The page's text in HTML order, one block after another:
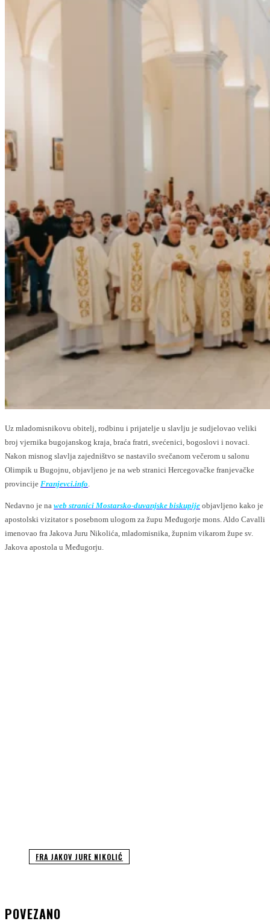
Uz mladomisnikovu obitelj, rodbinu i prijatelje u slavlju je sudjelovao veliki
broj vjernika bugojanskog kraja, braća fratri, svećenici, bogoslovi i novaci.
Nakon misnog slavlja zajedništvo se nastavilo svečanom večerom u salonu
Olimpik u Bugojnu, objavljeno je na web stranici Hercegovačke franjevačke
provincije Franjevci.info.
Nedavno je na web stranici Mostarsko-duvanjske biskupije objavljeno kako je
apostolski vizitator s posebnom ulogom za župu Međugorje mons. Aldo Cavalli
imenovao fra Jakova Juru Nikolića, mladomisnika, župnim vikarom župe sv.
Jakova apostola u Međugorju.
FRA JAKOV JURE NIKOLIĆ
POVEZANO